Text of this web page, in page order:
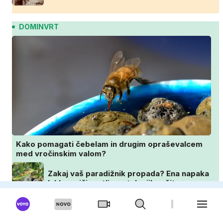
DOMINVRT
Kako pomagati čebelam in drugim opraševalcem
med vročinskim valom?
Zakaj vaš paradižnik propada? Ena napaka
lahko uniči rastline – tako jih rešite